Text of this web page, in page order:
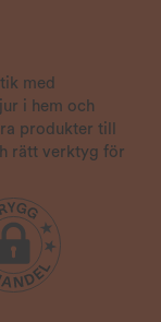
med
i hem och
produkter till
rätt verktyg för